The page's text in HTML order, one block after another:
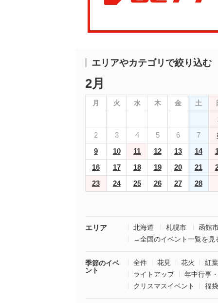
エリアやカテゴリで絞り込む
2月
月 火 水 木 金 土
2
3 4 5 6 7
9
10 11 12 13 14
16
17 18 19 20 21
23
24 25 26 27 28
エリア 北海道 札幌市
函館
→全国のイベント一覧を見
季節のイベ
ント
全件 花見 花火
紅葉
ライトアップ
年中行事
クリスマスイベント
福